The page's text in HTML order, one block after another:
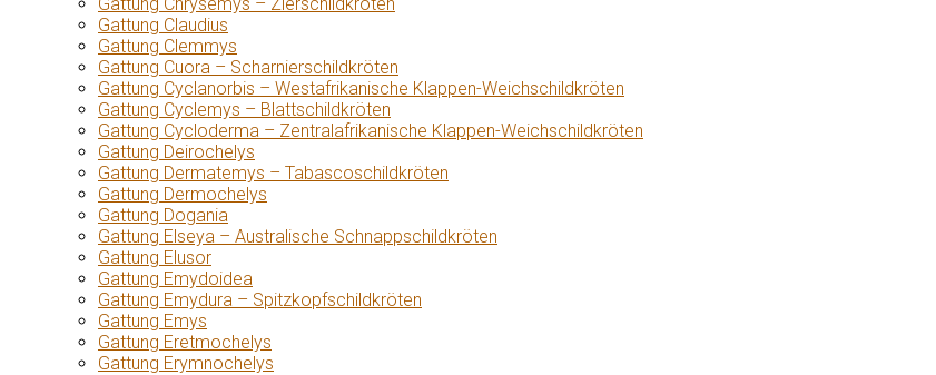
Gattung Claudius
Gattung Clemmys
Gattung Cuora – Scharnierschildkröten
Gattung Cyclanorbis – Westafrikanische Klappen-Weichschildkröten
Gattung Cyclemys – Blattschildkröten
Gattung Cycloderma – Zentralafrikanische Klappen-Weichschildkröten
Gattung Deirochelys
Gattung Dermatemys – Tabascoschildkröten
Gattung Dermochelys
Gattung Dogania
Gattung Elseya – Australische Schnappschildkröten
Gattung Elusor
Gattung Emydoidea
Gattung Emydura – Spitzkopfschildkröten
Gattung Emys
Gattung Eretmochelys
Gattung Erymnochelys